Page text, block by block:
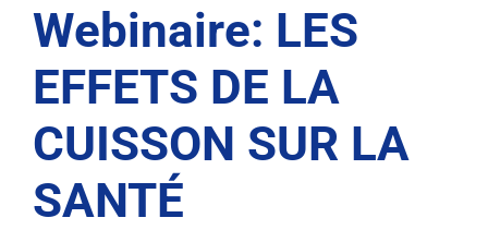
Webinaire: LES
EFFETS DE LA
CUISSON SUR LA
SANTÉ